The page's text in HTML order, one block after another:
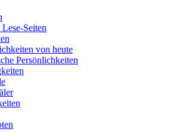
Seiten
von heute
Persönlichkeiten